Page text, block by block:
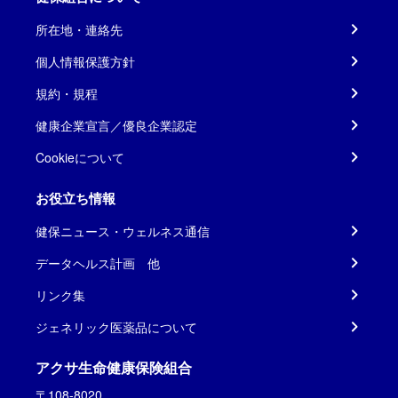
所在地・連絡先
個人情報保護方針
規約・規程
健康企業宣言／優良企業認定
Cookieについて
お役立ち情報
健保ニュース・ウェルネス通信
データヘルス計画 他
リンク集
ジェネリック医薬品について
アクサ生命健康保険組合
〒108-8020